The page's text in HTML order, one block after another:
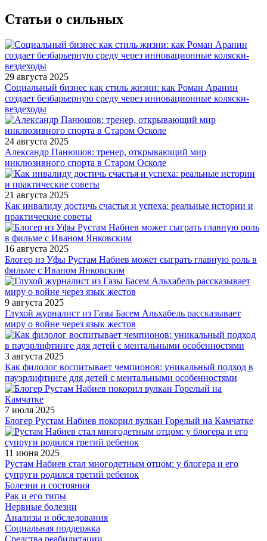
Статьи о сильных
29 августа 2025
Социальный бизнес как стиль жизни: как Роман Аранин
создает безбарьерную среду через инновационные коляски-
вездеходы
24 августа 2025
Александр Панюшов: тренер, открывающий мир
инклюзивного спорта в Старом Осколе
21 августа 2025
Как инвалиду достичь счастья и успеха: реальные истории и
практические советы
16 августа 2025
Блогер из Уфы Рустам Набиев может сыграть главную роль в
фильме с Иваном Янковским
9 августа 2025
Глухой журналист из Газы Басем Альхабель рассказывает
миру о войне через язык жестов
3 августа 2025
Как филолог воспитывает чемпионов: уникальный подход в
пауэрлифтинге для детей с ментальными особенностями
7 июля 2025
Блогер Рустам Набиев покорил вулкан Горелый на Камчатке
11 июня 2025
Рустам Набиев стал многодетным отцом: у блогера и его
супруги родился третий ребенок
Болезни и состояния
Рак и его типы
Нервные болезни
Анализы и обследования
Социальная поддержка